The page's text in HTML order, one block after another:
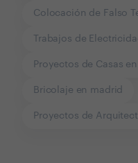
Colocación de Falso
Trabajos de
Proyectos de Casas
Bricolaje en madrid
Proyectos de